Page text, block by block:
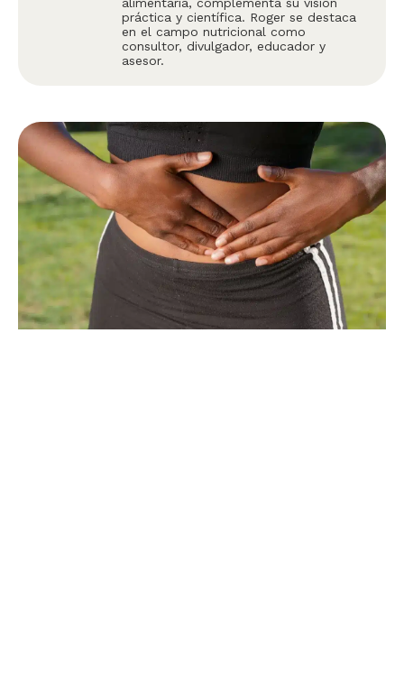
práctica y científica. Roger se destaca
en el campo nutricional como
consultor, divulgador, educador y
asesor.